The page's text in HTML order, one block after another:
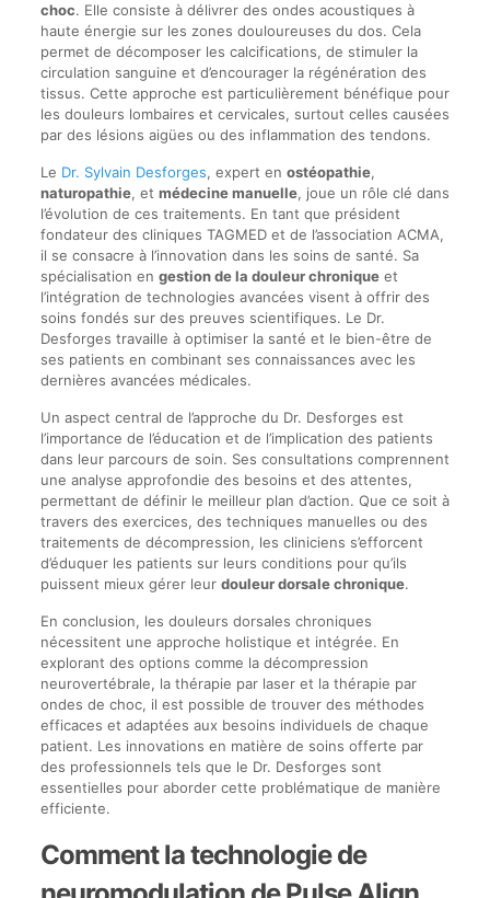
choc. Elle consiste à délivrer des ondes acoustiques à
haute énergie sur les zones douloureuses du dos. Cela
permet de décomposer les calcifications, de stimuler la
circulation sanguine et d’encourager la régénération des
tissus. Cette approche est particulièrement bénéfique pour
les douleurs lombaires et cervicales, surtout celles causées
par des lésions aigües ou des inflammation des tendons.
Le Dr. Sylvain Desforges, expert en ostéopathie,
naturopathie, et médecine manuelle, joue un rôle clé dans
l’évolution de ces traitements. En tant que président
fondateur des cliniques TAGMED et de l’association ACMA,
il se consacre à l’innovation dans les soins de santé. Sa
spécialisation en gestion de la douleur chroniqueet
l’intégration de technologies avancées visent à offrir des
soins fondés sur des preuves scientifiques. Le Dr.
Desforges travaille à optimiser la santé et le bien-être de
ses patients en combinant ses connaissances avec les
dernières avancées médicales.
Un aspect central de l’approche du Dr. Desforges est
l’importance de l’éducation et de l’implication des patients
dans leur parcours de soin. Ses consultations comprennent
une analyse approfondie des besoins et des attentes,
permettant de définir le meilleur plan d’action. Que ce soit à
travers des exercices, des techniques manuelles ou des
traitements de décompression, les cliniciens s’efforcent
d’éduquer les patients sur leurs conditions pour qu’ils
puissent mieux gérer leur douleur dorsale chronique.
En conclusion, les douleurs dorsales chroniques
nécessitent une approche holistique et intégrée. En
explorant des options comme la décompression
neurovertébrale, la thérapie par laser et la thérapie par
ondes de choc, il est possible de trouver des méthodes
efficaces et adaptées aux besoins individuels de chaque
patient. Les innovations en matière de soins offerte par
des professionnels tels que le Dr. Desforges sont
essentielles pour aborder cette problématique de manière
efficiente.
Comment la technologie de